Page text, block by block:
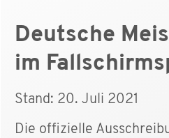
Deutsche
im
Stand: 20. Juli 2021
Die offizielle